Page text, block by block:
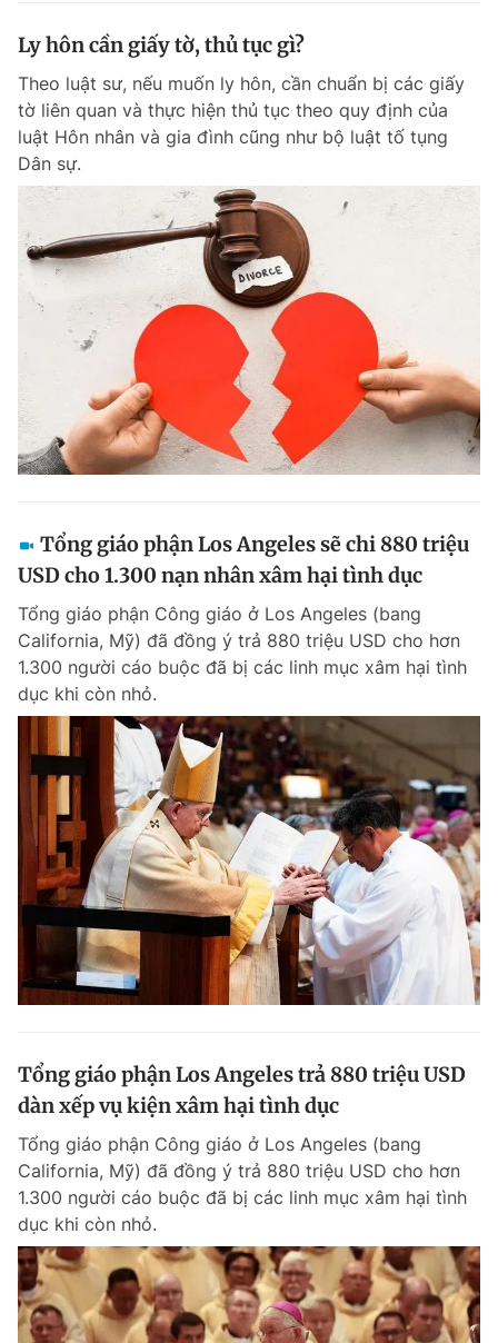
Ly hôn cần giấy tờ, thủ tục gì?
Theo luật sư, nếu muốn ly hôn, cần chuẩn bị các giấy
tờ liên quan và thực hiện thủ tục theo quy định của
luật Hôn nhân và gia đình cũng như bộ luật tố tụng
Dân sự.
Tổng giáo phận Los Angeles sẽ chi 880 triệu
USD cho 1.300 nạn nhân xâm hại tình dục
Tổng giáo phận Công giáo ở Los Angeles (bang
California, Mỹ) đã đồng ý trả 880 triệu USD cho hơn
1.300 người cáo buộc đã bị các linh mục xâm hại tình
dục khi còn nhỏ.
Tổng giáo phận Los Angeles trả 880 triệu USD
dàn xếp vụ kiện xâm hại tình dục
Tổng giáo phận Công giáo ở Los Angeles (bang
California, Mỹ) đã đồng ý trả 880 triệu USD cho hơn
1.300 người cáo buộc đã bị các linh mục xâm hại tình
dục khi còn nhỏ.